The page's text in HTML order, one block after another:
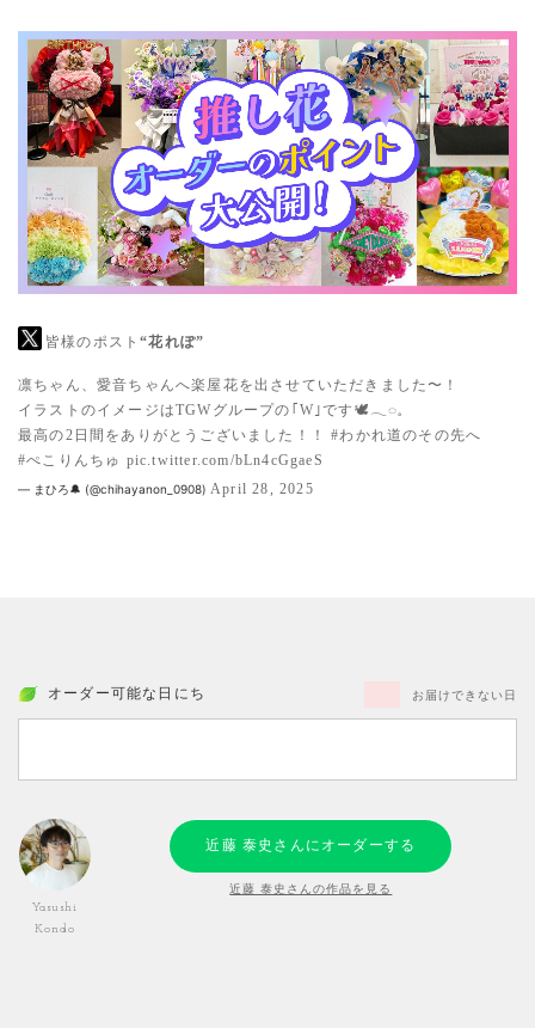
皆様のポスト“花れぽ”
凛ちゃん、愛音ちゃんへ楽屋花を出させていただきました〜！
イラストのイメージはTGWグループの｢W｣です🕊𓂃◌𓈒
最高の2日間をありがとうございました！！#わかれ道のその先へ
#ぺこりんちゅ pic.twitter.com/bLn4cGgaeS
— まひろ🔔 (@chihayanon_0908) April 28, 2025
オーダー可能な日にち お届けできない日
Yasushi
Kondo
近藤 泰史さんにオーダーする
近藤 泰史さんの作品を見る